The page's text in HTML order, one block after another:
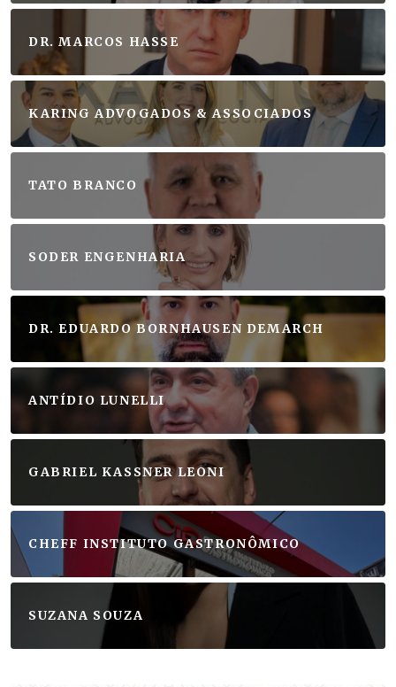
DR. MARCOS HASSE
KARING ADVOGADOS & ASSOCIADOS
TATO BRANCO
SODER ENGENHARIA
DR. EDUARDO BORNHAUSEN DEMARCH
ANTÍDIO LUNELLI
GABRIEL KASSNER LEONI
CHEFF INSTITUTO GASTRONÔMICO
SUZANA SOUZA